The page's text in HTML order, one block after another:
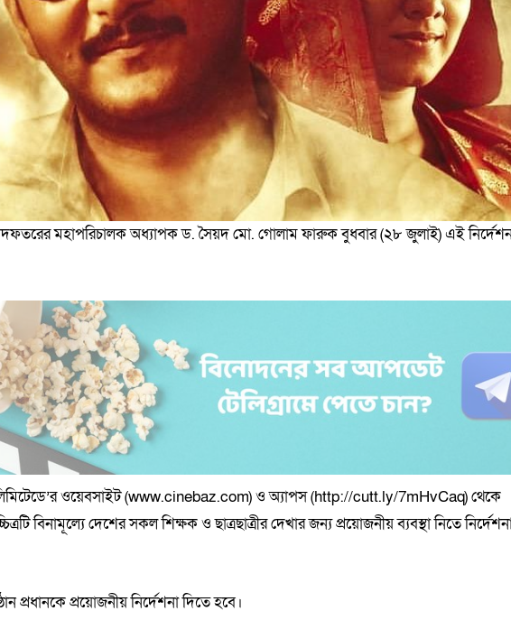
মহাপরিচালক অধ্যাপক ড. সৈয়দ মো. গোলাম ফারুক বুধবার (২৮ জুলাই) এই
ওয়েবসাইট (www.cinebaz.com) ও অ্যাপস (http://cutt.ly/7mHvCaq) থেকে
বিনামূল্যে দেশের সকল শিক্ষক ও ছাত্রছাত্রীর দেখার জন্য প্রয়োজনীয় ব্যবস্থা নিতে
প্রধানকে প্রয়োজনীয় নির্দেশনা দিতে হবে।